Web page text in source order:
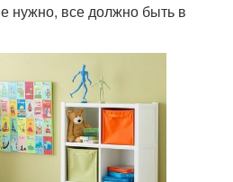
нужно, все должно быть в